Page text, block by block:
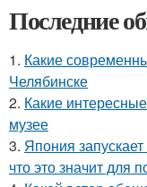
Последние
1. Какие
Челябинске
2. Какие
музее
3. Япония
что это значит для